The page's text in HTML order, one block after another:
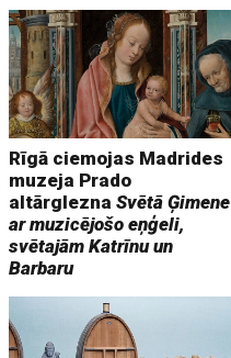
Rīgā ciemojas Madrides
muzeja Prado
altārgleznaSvētā Ģimene
ar muzicējošo eņģeli,
svētajām Katrīnu un
Barbaru